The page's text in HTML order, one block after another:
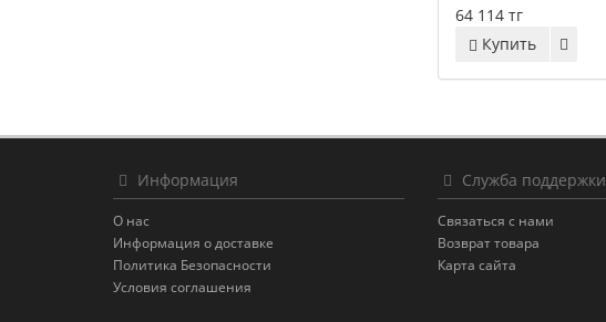
64 114 тг
Купить
Информация
О нас
Информация о доставке
Политика Безопасности
Условия соглашения
Служба поддержки
Связаться с нами
Возврат товара
Карта сайта